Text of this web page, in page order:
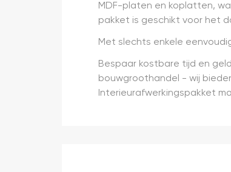
MDF-platen en koplatten,
pakket is geschikt voor het
Met slechts enkele
Bespaar kostbare tijd en
bouwgroothandel - wij
Interieurafwerkingspakket